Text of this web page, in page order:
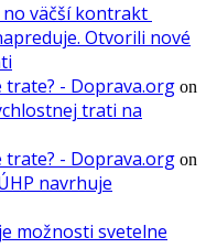
no väčší kontrakt
Otvorili nové
trate? - Doprava.org on
trati na
trate? - Doprava.org on
navrhuje
možnosti svetelne